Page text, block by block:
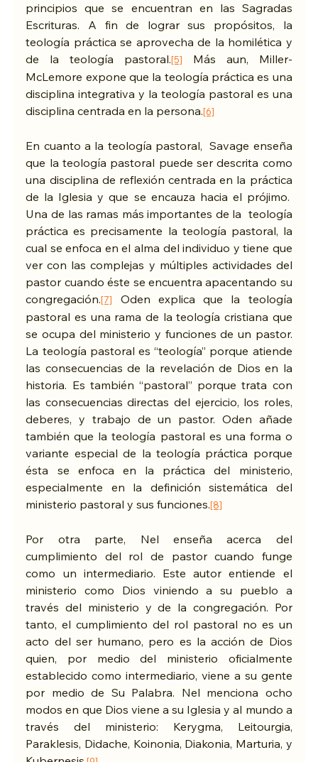
principios que se encuentran en las Sagradas
Escrituras. A fin de lograr sus propósitos, la
teología práctica se aprovecha de la homilética y
de la teología pastoral.[5]
Más aun, Miller-
McLemore expone que la teología práctica es una
disciplina integrativa y la teología pastoral es una
disciplina centrada en la persona.[6]
En cuanto a la teología pastoral,  Savage enseña
que la teología pastoral puede ser descrita como
una disciplina de reflexión centrada en la práctica
de la Iglesia y que se encauza hacia el prójimo.
Una de las ramas más importantes de la  teología
práctica es precisamente la teología pastoral, la
cual se enfoca en el alma del individuo y tiene que
ver con las complejas y múltiples actividades del
pastor cuando éste se encuentra apacentando su
congregación.[7]
Oden explica que la teología
pastoral es una rama de la teología cristiana que
se ocupa del ministerio y funciones de un pastor.
La teología pastoral es “teología” porque atiende
las consecuencias de la revelación de Dios en la
historia. Es también “pastoral” porque trata con
las consecuencias directas del ejercicio, los roles,
deberes, y trabajo de un pastor. Oden añade
también que la teología pastoral es una forma o
variante especial de la teología práctica porque
ésta se enfoca en la práctica del ministerio,
especialmente en la definición sistemática del
ministerio pastoral y sus funciones.[8]
Por otra parte, Nel enseña acerca del
cumplimiento del rol de pastor cuando funge
como un intermediario. Este autor entiende el
ministerio como Dios viniendo a su pueblo a
través del ministerio y de la congregación. Por
tanto, el cumplimiento del rol pastoral no es un
acto del ser humano, pero es la acción de Dios
quien, por medio del ministerio oficialmente
establecido como intermediario, viene a su gente
por medio de Su Palabra. Nel menciona ocho
modos en que Dios viene a su Iglesia y al mundo a
través del ministerio: Kerygma, Leitourgia,
Paraklesis, Didache, Koinonia, Diakonia, Marturia, y